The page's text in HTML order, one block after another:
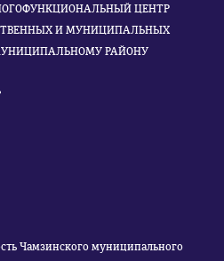
ЦЕНТР
И МУНИЦИПАЛЬНЫХ
РАЙОНУ
Чамзинского муниципального